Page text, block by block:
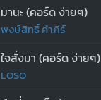
มานะ (คอร์ด ง่ายๆ)
พงษ์สิทธิ์ คำภีร์
ใจสั่งมา (คอร์ด ง่ายๆ)
LOSO